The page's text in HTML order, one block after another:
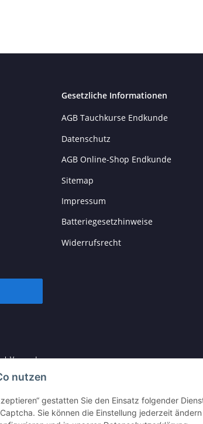
nutzen
gestatten Sie den Einsatz folgender
Sie können die Einstellung jederzeit
Gesetzliche Informationen
AGB Tauchkurse Endkunde
Datenschutz
AGB Online-Shop Endkunde
Sitemap
Impressum
Batteriegesetzhinweise
Widerrufsrecht
Versand